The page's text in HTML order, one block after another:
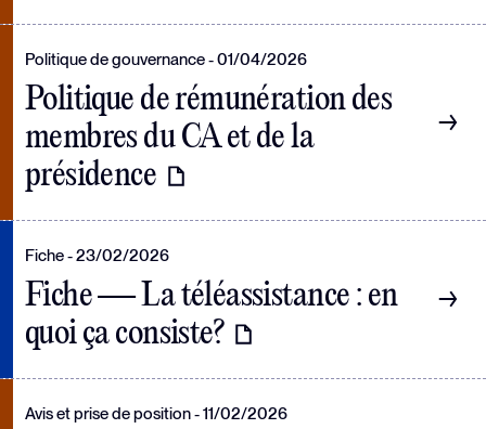
Politique de gouvernance 01/04/2026
Politique de rémunération des
membres du CA et de la
présidence
Fiche 23/02/2026
Fiche — La téléassistance : en
quoi ça consiste?
Avis et prise de position 11/02/2026